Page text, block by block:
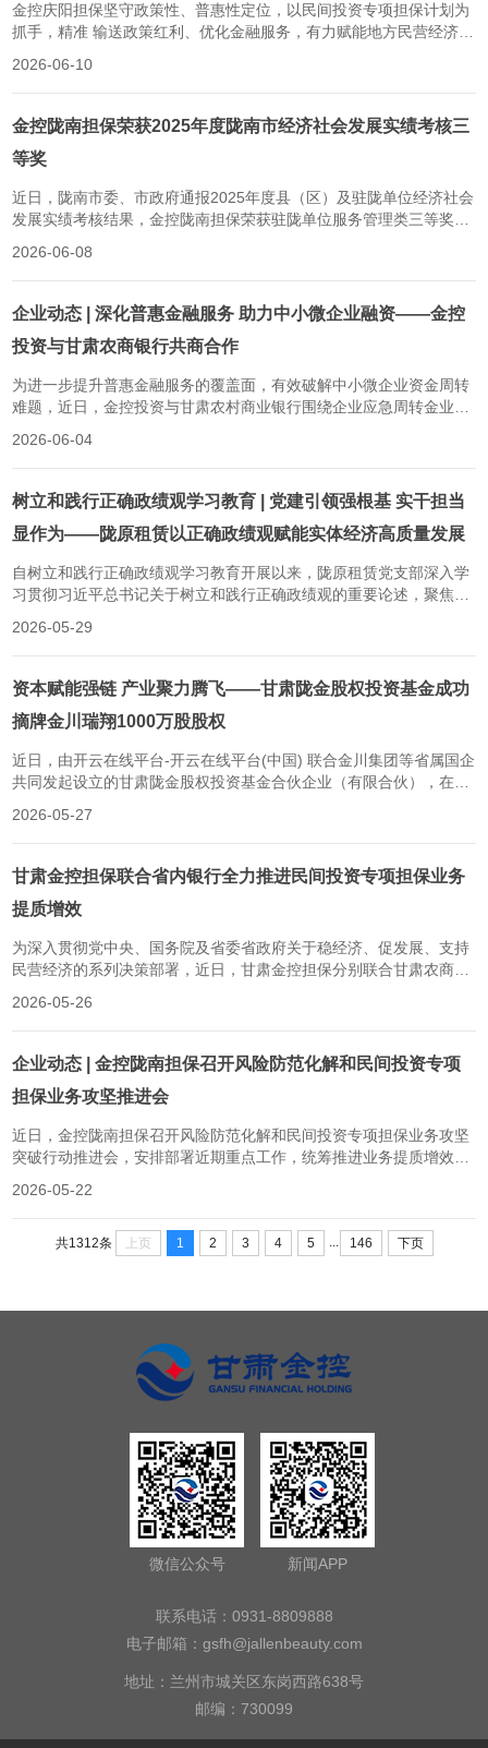
金控庆阳担保坚守政策性、普惠性定位，以民间投资专项担保计划为
抓手，精准 输送政策红利、优化金融服务，有力赋能地方民营经济及
资领域，重点扶持产品有市场、技术有优势、发展有潜力但流动资金
暂时短缺的民营企业。通过降低担保门槛、简化审批流程、下调担保
费率等方式，高效提供贷款担保...
2026-06-10
金控陇南担保荣获2025年度陇南市经济社会发展实绩考核三
等奖
近日，陇南市委、市政府通报2025年度县（区）及驻陇单位经济社会
发展实绩考核结果，金控陇南担保荣获驻陇单位服务管理类三等奖，
肯定。2025年作为“十四五”规划收官之年，金控陇南担保紧扣陇南市
重点工作部署，立足政府性融资担保职能定位，主动融入地方发展大
局，充分发挥金融“放大器”...
2026-06-08
企业动态 | 深化普惠金融服务 助力中小微企业融资——金控
投资与甘肃农商银行共商合作
为进一步提升普惠金融服务的覆盖面，有效破解中小微企业资金周转
难题，近日，金控投资与甘肃农村商业银行围绕企业应急周转金业务
务流程优化、风险防控升级等方面，就健全高效银企协同机制、提升
服务质效等事宜深入交流。金控投资负责人表示，农商银行系统是服
务“三农”和小微企业的重要抓...
2026-06-04
树立和践行正确政绩观学习教育 | 党建引领强根基 实干担当
显作为——陇原租赁以正确政绩观赋能实体经济高质量发展
自树立和践行正确政绩观学习教育开展以来，陇原租赁党支部深入学
习贯彻习近平总书记关于树立和践行正确政绩观的重要论述，聚焦服
为谁而树、树什么样的政绩、靠什么树政绩”的重要要求，推动学习教
育走深走实。强化政治引领，以党性锤炼校准政绩坐标建陇原租赁党
支部坚持把党的政治建设摆...
2026-05-29
资本赋能强链 产业聚力腾飞——甘肃陇金股权投资基金成功
摘牌金川瑞翔1000万股股权
近日，由开云在线平台-开云在线平台(中国) 联合金川集团等省属国企
共同发起设立的甘肃陇金股权投资基金合伙企业（有限合伙），在甘
股股权，成交价11220万元。此次投资是陇金基金聚焦甘肃省新能源
战略性新兴产业、深耕金川系产业链的又一关键布局。此前，陇金基
金已完成对金川集团镍盐有限公司8亿元增资，与本次...
2026-05-27
甘肃金控担保联合省内银行全力推进民间投资专项担保业务
提质增效
为深入贯彻党中央、国务院及省委省政府关于稳经济、促发展、支持
民营经济的系列决策部署，近日，甘肃金控担保分别联合甘肃农商银
地见效。培训聚焦民间投资专项担保计划的政策背景、服务对象、准
入条件、办理流程等核心内容，围绕风险分担机制、收费标准、反担
保措施设立、代偿上限等关键环...
2026-05-26
企业动态 | 金控陇南担保召开风险防范化解和民间投资专项
担保业务攻坚推进会
近日，金控陇南担保召开风险防范化解和民间投资专项担保业务攻坚
突破行动推进会，安排部署近期重点工作，统筹推进业务提质增效与
坚持业务发展与风险防控两手抓、两手硬。在业务攻坚上，聚焦主责
主业，全力推进民间投资专项担保落地，拓宽业务渠道、优化业务结
构、培育营收增长点，全面提...
2026-05-22
共1312条 上页 1 2 3 4 5 ... 146 下页
微信公众号 新闻APP
联系电话：0931-8809888
电子邮箱： gsfh@jallenbeauty.com
地址：兰州市城关区东岗西路638号
邮编：730099